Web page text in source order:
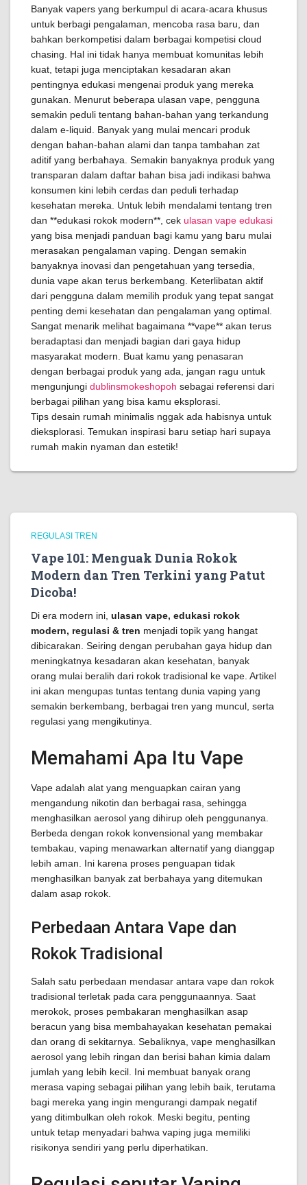
Banyak vapers yang berkumpul di acara-acara khusus
untuk berbagi pengalaman, mencoba rasa baru, dan
bahkan berkompetisi dalam berbagai kompetisi cloud
chasing. Hal ini tidak hanya membuat komunitas lebih
kuat, tetapi juga menciptakan kesadaran akan
pentingnya edukasi mengenai produk yang mereka
gunakan. Menurut beberapa ulasan vape, pengguna
semakin peduli tentang bahan-bahan yang terkandung
dalam e-liquid. Banyak yang mulai mencari produk
dengan bahan-bahan alami dan tanpa tambahan zat
aditif yang berbahaya. Semakin banyaknya produk yang
transparan dalam daftar bahan bisa jadi indikasi bahwa
konsumen kini lebih cerdas dan peduli terhadap
kesehatan mereka. Untuk lebih mendalami tentang tren
dan **edukasi rokok modern**, cek ulasan vape edukasi
yang bisa menjadi panduan bagi kamu yang baru mulai
merasakan pengalaman vaping. Dengan semakin
banyaknya inovasi dan pengetahuan yang tersedia,
dunia vape akan terus berkembang. Keterlibatan aktif
dari pengguna dalam memilih produk yang tepat sangat
penting demi kesehatan dan pengalaman yang optimal.
Sangat menarik melihat bagaimana **vape** akan terus
beradaptasi dan menjadi bagian dari gaya hidup
masyarakat modern. Buat kamu yang penasaran
dengan berbagai produk yang ada, jangan ragu untuk
mengunjungi dublinsmokeshopoh sebagai referensi dari
berbagai pilihan yang bisa kamu eksplorasi.
Tips desain rumah minimalis nggak ada habisnya untuk
dieksplorasi. Temukan inspirasi baru setiap hari supaya
rumah makin nyaman dan estetik!
REGULASI TREN
Vape 101: Menguak Dunia Rokok
Modern dan Tren Terkini yang Patut
Dicoba!
Di era modern ini, ulasan vape, edukasi rokok
modern, regulasi & tren menjadi topik yang hangat
dibicarakan. Seiring dengan perubahan gaya hidup dan
meningkatnya kesadaran akan kesehatan, banyak
orang mulai beralih dari rokok tradisional ke vape. Artikel
ini akan mengupas tuntas tentang dunia vaping yang
semakin berkembang, berbagai tren yang muncul, serta
regulasi yang mengikutinya.
Memahami Apa Itu Vape
Vape adalah alat yang menguapkan cairan yang
mengandung nikotin dan berbagai rasa, sehingga
menghasilkan aerosol yang dihirup oleh penggunanya.
Berbeda dengan rokok konvensional yang membakar
tembakau, vaping menawarkan alternatif yang dianggap
lebih aman. Ini karena proses penguapan tidak
menghasilkan banyak zat berbahaya yang ditemukan
dalam asap rokok.
Perbedaan Antara Vape dan
Rokok Tradisional
Salah satu perbedaan mendasar antara vape dan rokok
tradisional terletak pada cara penggunaannya. Saat
merokok, proses pembakaran menghasilkan asap
beracun yang bisa membahayakan kesehatan pemakai
dan orang di sekitarnya. Sebaliknya, vape menghasilkan
aerosol yang lebih ringan dan berisi bahan kimia dalam
jumlah yang lebih kecil. Ini membuat banyak orang
merasa vaping sebagai pilihan yang lebih baik, terutama
bagi mereka yang ingin mengurangi dampak negatif
yang ditimbulkan oleh rokok. Meski begitu, penting
untuk tetap menyadari bahwa vaping juga memiliki
risikonya sendiri yang perlu diperhatikan.